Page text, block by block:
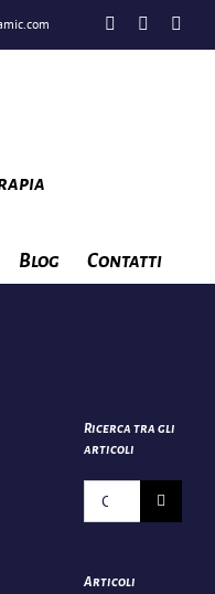
FacebookInstagram
Blog Contatti
Ricerca tra gli
articoli
per:
Articoli